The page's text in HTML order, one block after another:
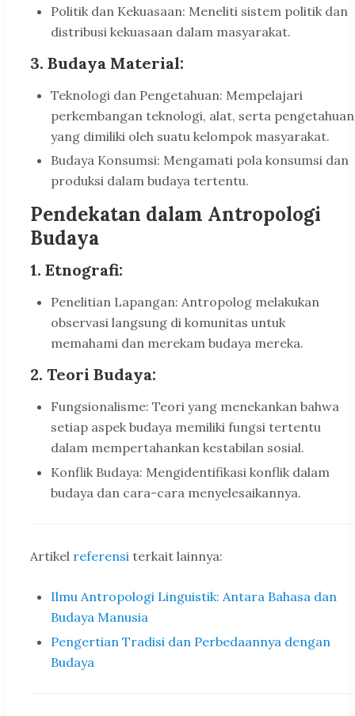
Politik dan Kekuasaan: Meneliti sistem politik dan
distribusi kekuasaan dalam masyarakat.
3. Budaya Material:
Teknologi dan Pengetahuan: Mempelajari
perkembangan teknologi, alat, serta pengetahuan
yang dimiliki oleh suatu kelompok masyarakat.
Budaya Konsumsi: Mengamati pola konsumsi dan
produksi dalam budaya tertentu.
Pendekatan dalam Antropologi
Budaya
1. Etnografi:
Penelitian Lapangan: Antropolog melakukan
observasi langsung di komunitas untuk
memahami dan merekam budaya mereka.
2. Teori Budaya:
Fungsionalisme: Teori yang menekankan bahwa
setiap aspek budaya memiliki fungsi tertentu
dalam mempertahankan kestabilan sosial.
Konflik Budaya: Mengidentifikasi konflik dalam
budaya dan cara-cara menyelesaikannya.
Artikel referensi terkait lainnya:
Ilmu Antropologi Linguistik: Antara Bahasa dan
Budaya Manusia
Pengertian Tradisi dan Perbedaannya dengan
Budaya